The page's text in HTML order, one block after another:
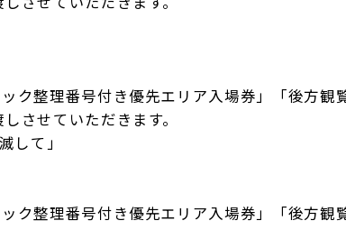
ク整理番号付き優先エリア入場券」「後方観
させていただきます。
して」
ク整理番号付き優先エリア入場券」「後方観